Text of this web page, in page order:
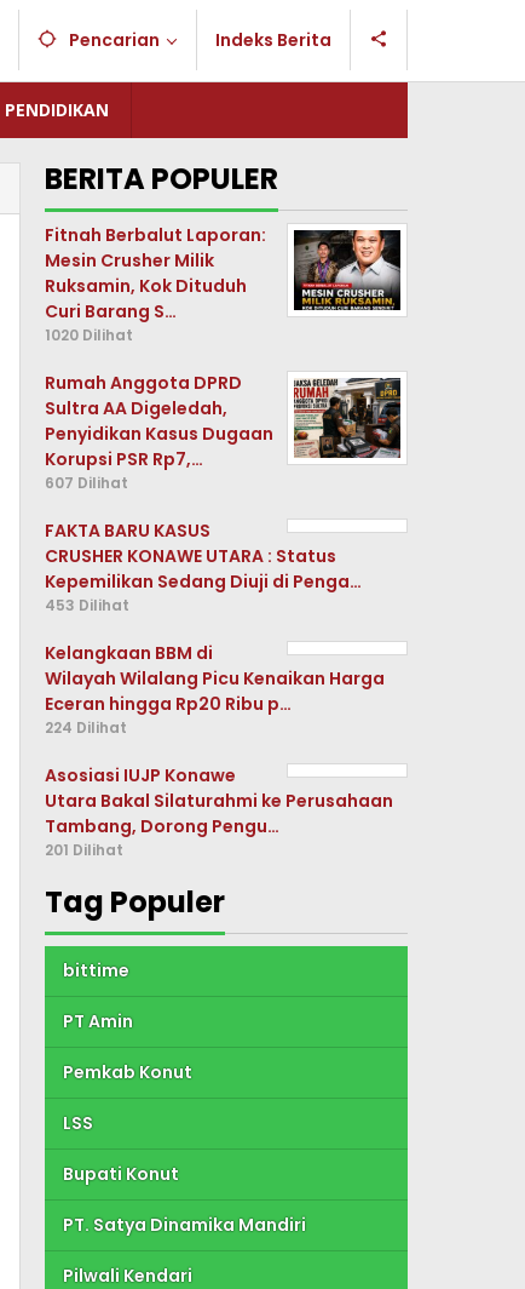
Pencarian Indeks Berita
PENDIDIKAN
BERITA POPULER
Fitnah Berbalut Laporan:
Mesin Crusher Milik
Ruksamin, Kok Dituduh
Curi Barang S…
1020 Dilihat
Rumah Anggota DPRD
Sultra AA Digeledah,
Penyidikan Kasus Dugaan
Korupsi PSR Rp7,…
607 Dilihat
FAKTA BARU KASUS
CRUSHER KONAWE UTARA : Status
Kepemilikan Sedang Diuji di Penga…
453 Dilihat
Kelangkaan BBM di
Wilayah Wilalang Picu Kenaikan Harga
Eceran hingga Rp20 Ribu p…
224 Dilihat
Asosiasi IUJP Konawe
Utara Bakal Silaturahmi ke Perusahaan
Tambang, Dorong Pengu…
201 Dilihat
Tag Populer
bittime
PT Amin
Pemkab Konut
LSS
Bupati Konut
PT. Satya Dinamika Mandiri
Pilwali Kendari